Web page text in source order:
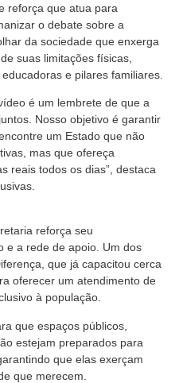
reforça que atua para
o debate sobre a
da sociedade que enxerga
suas limitações físicas,
e pilares familiares.
é um lembrete de que a
Nosso objetivo é garantir
um Estado que não
mas que ofereça
reais todos os dias”, destaca
reforça seu
e a rede de apoio. Um dos
que já capacitou cerca
oferecer um atendimento de
à população.
que espaços públicos,
estejam preparados para
que elas exerçam
que merecem.